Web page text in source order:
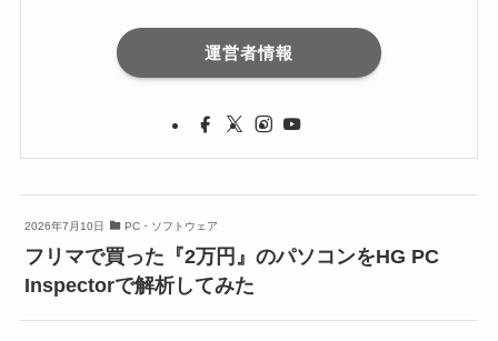
運営者情報
2026年7月10日 PC・ソフトウェア
フリマで買った『2万円』のパソコンをHG PC
Inspectorで解析してみた